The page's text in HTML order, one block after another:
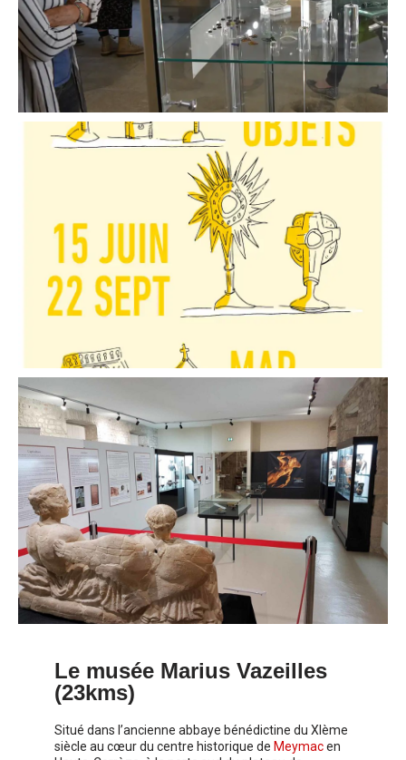
Le musée Marius Vazeilles
(23kms)
Situé dans l’ancienne abbaye bénédictine du XIème
siècle au cœur du centre historique de Meymacen